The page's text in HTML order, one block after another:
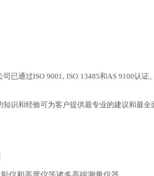
已通过ISO 9001, ISO 13485和AS 9100认
识和经验可为客户提供最专业的建议和最全